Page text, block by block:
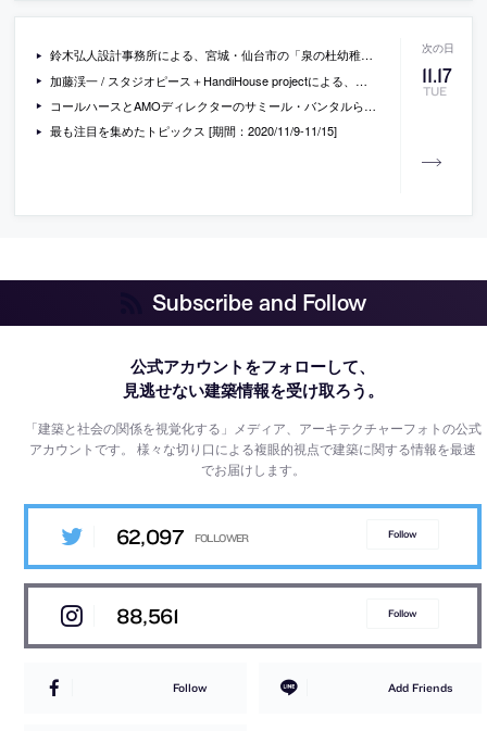
11.17
TUE
鈴木弘人設計事務所による、宮城・仙台市の「泉の杜幼稚園」
加藤渓一 / スタジオピース＋HandiHouse projectによる、東京・日野市の住宅「タープ」
コールハースとAMOディレクターのサミール・バンタルらによる、グッゲンハイム美術館で行われた“田舎”をテーマにした建築展「Countryside, The Future」の会場設営の様子を紹介するタイムラプス動画
最も注目を集めたトピックス [期間：2020/11/9-11/15]
Subscribe and Follow
公式アカウントをフォローして、
見逃せない建築情報を受け取ろう。
「建築と社会の関係を視覚化する」メディア、アーキテクチャーフォトの公式
アカウントです。様々な切り口による複眼的視点で建築に関する情報を最速
でお届けします。
62,097 Follow
88,561 Follow
Follow Add Friends